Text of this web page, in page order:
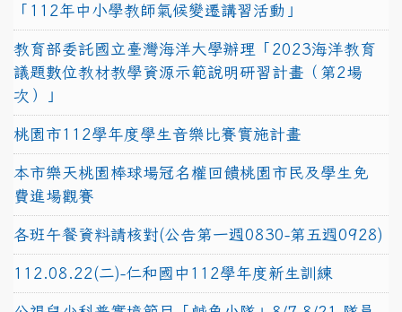
「112年中小學教師氣候變遷講習活動」
教育部委託國立臺灣海洋大學辦理「2023海洋教育
議題數位教材教學資源示範說明研習計畫（第2場
次）」
桃園市112學年度學生音樂比賽實施計畫
本市樂天桃園棒球場冠名權回饋桃園市民及學生免
費進場觀賽
各班午餐資料請核對(公告第一週0830-第五週0928)
112.08.22(二)-仁和國中112學年度新生訓練